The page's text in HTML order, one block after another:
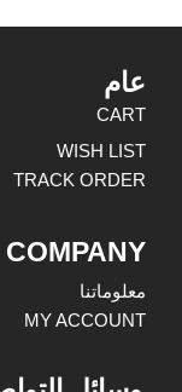
عام
CART
WISH LIST
TRACK ORDER
COMPANY
معلوماتنا
MY ACCOUNT